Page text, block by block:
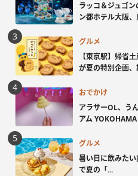
ラッコ＆ジュゴ
ン都ホテル大阪
グルメ
【東京駅】帰省
が夏の特別企画
おでかけ
アラサーOL、う
アム YOKOHAMA
グルメ
暑い日に飲みたい
で夏の「...